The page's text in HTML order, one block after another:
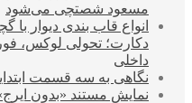
مسعود شصتچی می‌شود
انواع قاب بندی دیوار
دکارت؛ تحولی لوکس،
داخلی
نگاهی به سه قسمت
نمایش مستند «بدون